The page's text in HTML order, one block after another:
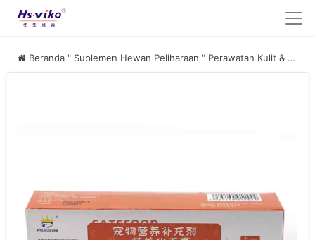
Beranda " Suplemen Hewan Peliharaan " Perawatan Kulit & Bulu Hewan Peliharaan